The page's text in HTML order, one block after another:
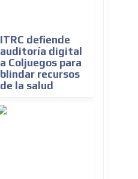
ITRC defiende
auditoría digital
a Coljuegos para
blindar recursos
de la salud